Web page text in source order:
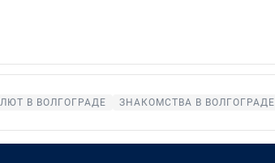
В ВОЛГОГРАДЕ ЗНАКОМСТВА В ВОЛГОГРАДЕ